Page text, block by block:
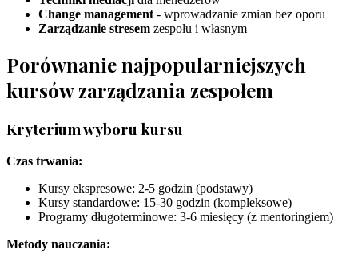
Change management - wprowadzanie zmian bez oporu
Zarządzanie stresem zespołu i własnym
Porównanie najpopularniejszych
kursów zarządzania zespołem
Kryterium wyboru kursu
Czas trwania:
Kursy ekspresowe: 2-5 godzin (podstawy)
Kursy standardowe: 15-30 godzin (kompleksowe)
Programy długoterminowe: 3-6 miesięcy (z mentoringiem)
Metody nauczania: